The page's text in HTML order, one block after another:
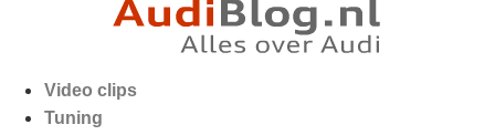
Video clips
Tuning